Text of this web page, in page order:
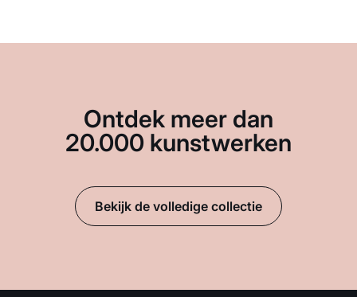
Ontdek meer dan
20.000 kunstwerken
Bekijk de volledige collectie